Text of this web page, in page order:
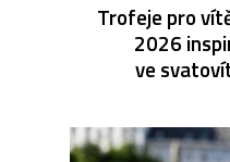
Trofeje pro
2026
ve